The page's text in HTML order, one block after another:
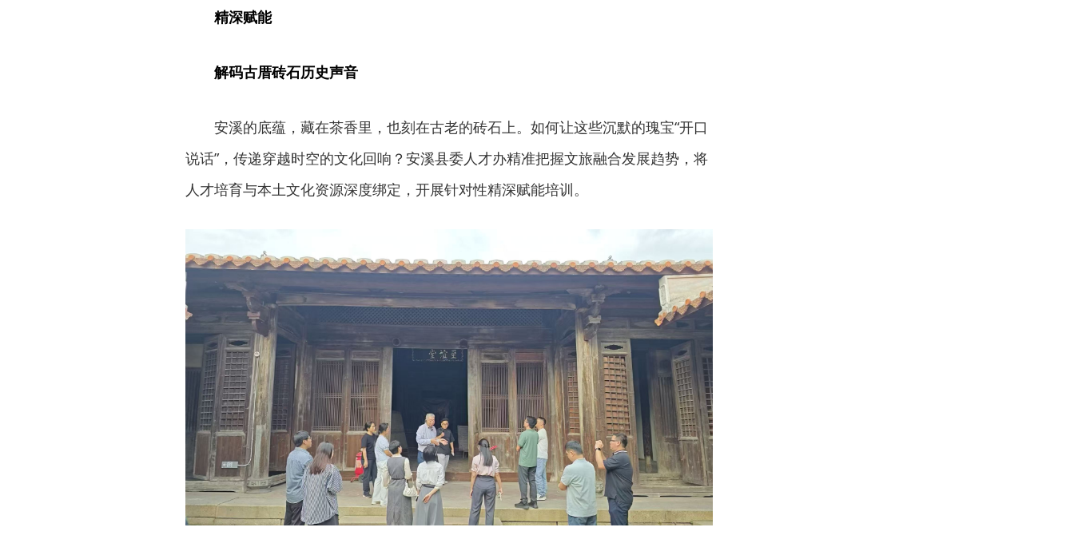
精深赋能
解码古厝砖石历史声音
安溪的底蕴，藏在茶香里，也刻在古老的砖石上。如何让这些沉默的瑰宝“开口
说话”，传递穿越时空的文化回响？安溪县委人才办精准把握文旅融合发展趋势，将
人才培育与本土文化资源深度绑定，开展针对性精深赋能培训。